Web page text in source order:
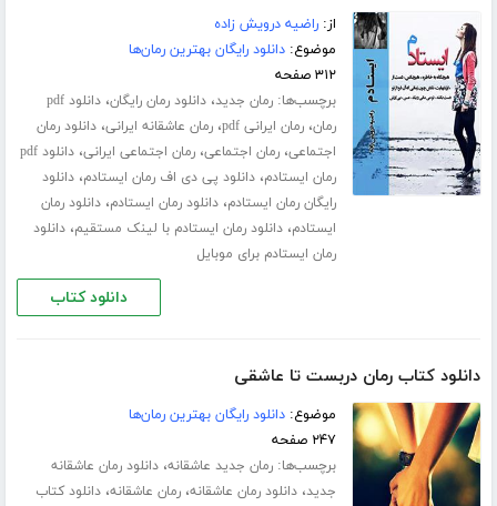
از:راضیه درویش زاده
موضوع:دانلود رایگان بهترین رمان‌ها
۳۱۲ صفحه
برچسب‌ها:رمان جدید،دانلود رمان رایگان،
دانلود pdf
رمان،رمان ایرانی pdf ،رمان عاشقانه ایرانی،دانلود رمان
اجتماعی،رمان اجتماعی،رمان اجتماعی ایرانی،
دانلود pdf
رمان ایستادم،دانلود پی دی اف رمان ایستادم،دانلود
رایگان رمان ایستادم،دانلود رمان ایستادم،دانلود رمان
ایستادم،دانلود رمان ایستادم با لینک مستقیم،دانلود
رمان ایستادم برای موبایل
دانلود کتاب
دانلود کتاب رمان دربست تا عاشقی
موضوع:دانلود رایگان بهترین رمان‌ها
۲۴۷ صفحه
برچسب‌ها:رمان جدید عاشقانه،دانلود رمان عاشقانه
جدید،دانلود رمان عاشقانه،رمان عاشقانه،دانلود کتاب